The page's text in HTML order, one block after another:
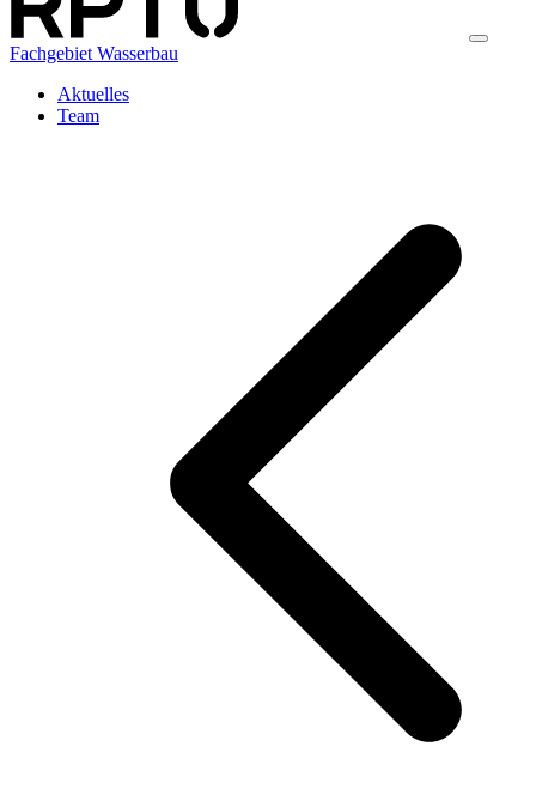
Fachgebiet Wasserbau
Aktuelles
Team